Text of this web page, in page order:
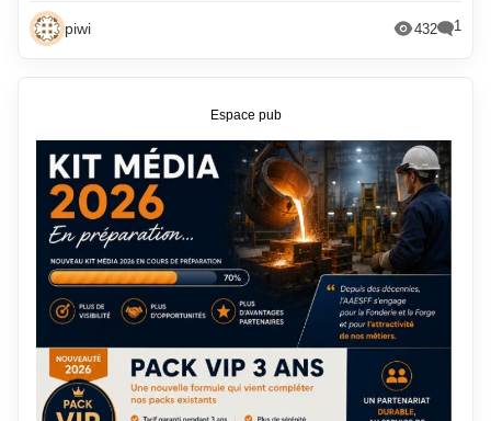
février 2021
octobre 2020
septembre 2020
août 2020
juillet 2020
juin 2020
avril 2020
mars 2020
novembre 2012
octobre 2012
septembre 2012
août 2012
juillet 2012
mai 2012
avril 2012
piwi 432 1
Espace pub